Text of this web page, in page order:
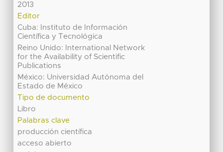
2013
Editor
Cuba: Instituto de Información
Científica y Tecnológica
Reino Unido: International Network
for the Availability of Scientific
Publications
México: Universidad Autónoma del
Estado de México
Tipo de documento
Libro
Palabras clave
producción científica
acceso abierto